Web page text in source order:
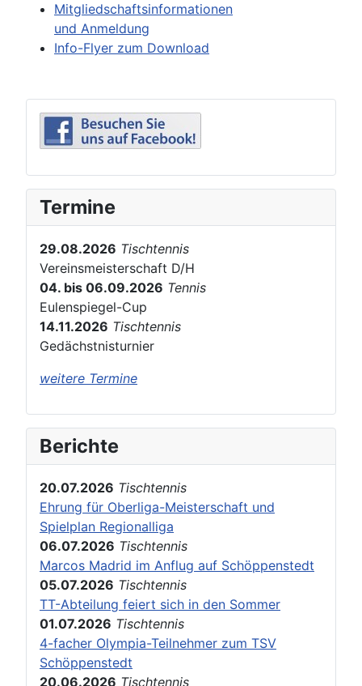
Mitgliedschaftsinformationen
und Anmeldung
Info-Flyer zum Download
Termine
29.08.2026 Tischtennis
Vereinsmeisterschaft D/H
04. bis 06.09.2026 Tennis
Eulenspiegel-Cup
14.11.2026 Tischtennis
Gedächstnisturnier
weitere Termine
Berichte
20.07.2026 Tischtennis
Ehrung für Oberliga-Meisterschaft und
Spielplan Regionalliga
06.07.2026 Tischtennis
Marcos Madrid im Anflug auf Schöppenstedt
05.07.2026 Tischtennis
TT-Abteilung feiert sich in den Sommer
01.07.2026 Tischtennis
4-facher Olympia-Teilnehmer zum TSV
Schöppenstedt
20.06.2026 Tischtennis